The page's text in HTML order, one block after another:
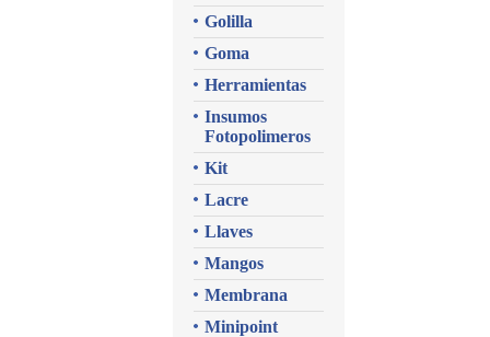
Golilla
Goma
Herramientas
Insumos
Fotopolimeros
Kit
Lacre
Llaves
Mangos
Membrana
Minipoint